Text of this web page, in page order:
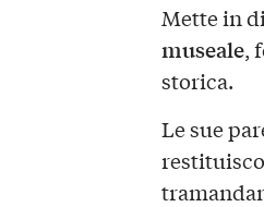
Mette in
museale,
storica.
Le sue